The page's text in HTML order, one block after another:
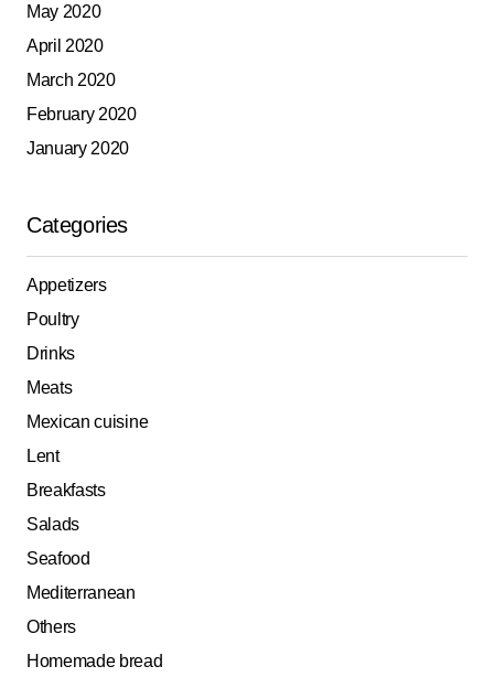
May 2020
April 2020
March 2020
February 2020
January 2020
Categories
Appetizers
Poultry
Drinks
Meats
Mexican cuisine
Lent
Breakfasts
Salads
Seafood
Mediterranean
Others
Homemade bread